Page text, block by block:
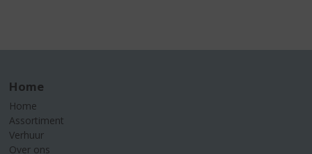
Home
Home
Assortiment
Verhuur
Over ons